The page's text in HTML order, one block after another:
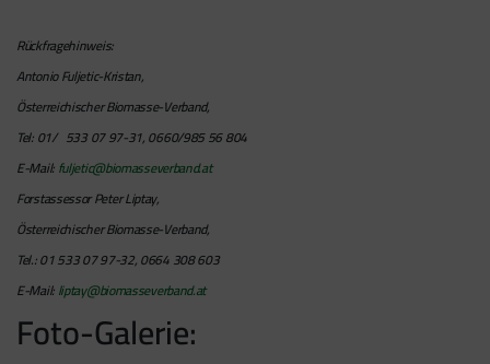
Rückfragehinweis:
Antonio Fuljetic-Kristan,
Österreichischer Biomasse-Verband,
Tel: 01/ 533 07 97-31, 0660/985 56 804
E-Mail:fuljetic@biomasseverband.at
Forstassessor Peter Liptay,
Österreichischer Biomasse-Verband,
Tel.: 01 533 07 97-32, 0664 308 603
E-Mail:liptay@biomasseverband.at
Foto-Galerie: